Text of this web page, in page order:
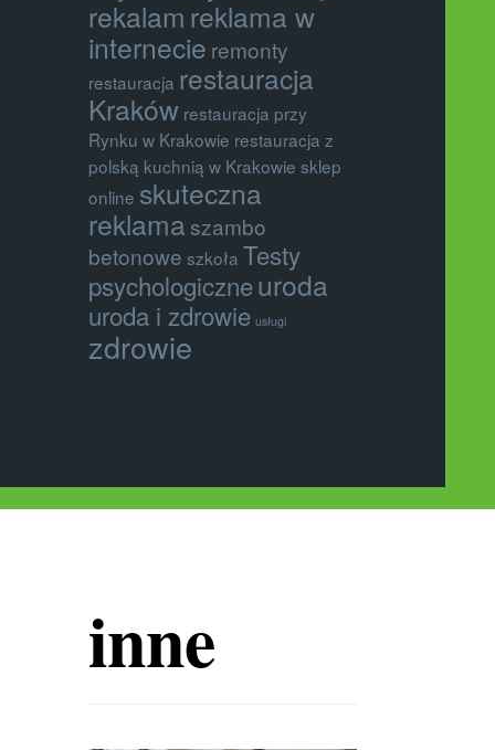
rekalam reklama w
internecie remonty
restauracja restauracja
Kraków restauracja przy
Rynku w Krakowie restauracja z
polską kuchnią w Krakowie sklep
online skuteczna
reklama szambo
betonowe szkoła Testy
psychologiczneuroda
uroda i zdrowie usługi
zdrowie
inne